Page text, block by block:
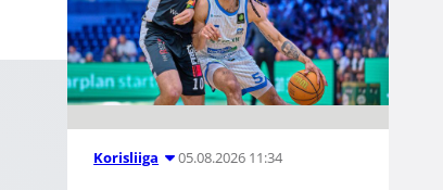
Korisliiga 05.08.2026 11:34